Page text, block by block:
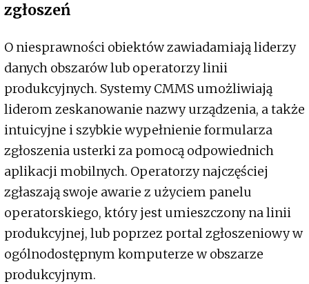
zgłoszeń
O niesprawności obiektów zawiadamiają liderzy
danych obszarów lub operatorzy linii
produkcyjnych. Systemy CMMS umożliwiają
liderom zeskanowanie nazwy urządzenia, a także
intuicyjne i szybkie wypełnienie formularza
zgłoszenia usterki za pomocą odpowiednich
aplikacji mobilnych. Operatorzy najczęściej
zgłaszają swoje awarie z użyciem panelu
operatorskiego, który jest umieszczony na linii
produkcyjnej, lub poprzez portal zgłoszeniowy w
ogólnodostępnym komputerze w obszarze
produkcyjnym.